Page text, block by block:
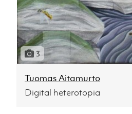
3
Tuomas Aitamurto
Digital heterotopia